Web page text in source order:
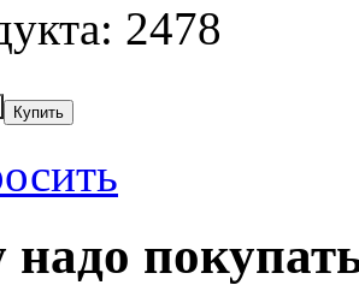
2478